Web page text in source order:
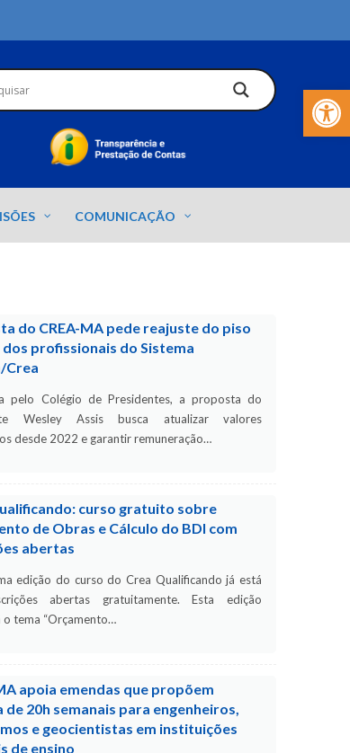
Barra de
COMUNICAÇÃO
do CREA-MA pede reajuste do piso
profissionais do Sistema
Crea
pelo Colégio de Presidentes, a proposta do
Wesley Assis busca atualizar valores
desde 2022 e garantir remuneração…
curso gratuito sobre
de Obras e Cálculo do BDI com
abertas
edição do curso do Crea Qualificando já está
abertas gratuitamente. Esta edição
o tema “Orçamento…
apoia emendas que propõem
de 20h semanais para engenheiros,
e geocientistas em instituições
de ensino